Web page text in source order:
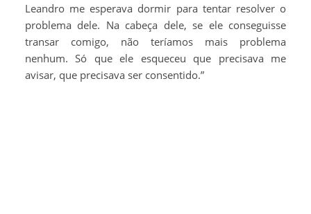
Leandro me esperava dormir para tentar resolver o
problema dele. Na cabeça dele, se ele conseguisse
transar comigo, não teríamos mais problema
nenhum. Só que ele esqueceu que precisava me
avisar, que precisava ser consentido.”